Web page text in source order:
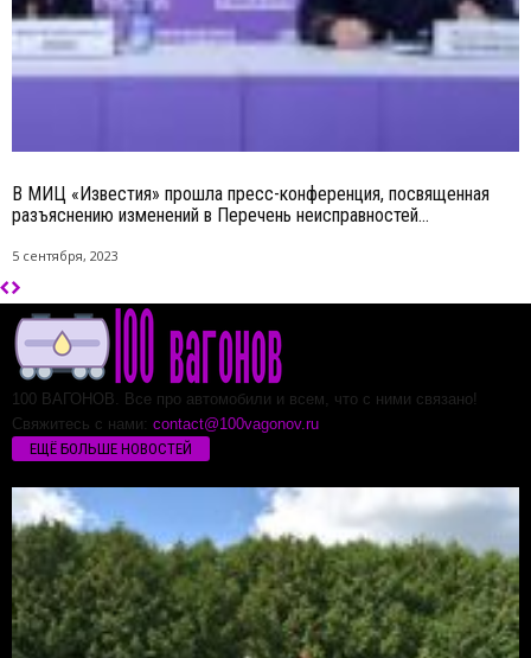
В МИЦ «Известия» прошла пресс-конференция, посвященная
разъяснению изменений в Перечень неисправностей...
5 сентября, 2023
100 ВАГОНОВ. Все про автомобили и всем, что с ними связано!
Свяжитесь с нами: contact@100vagonov.ru
ЕЩЁ БОЛЬШЕ НОВОСТЕЙ